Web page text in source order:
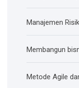
Manajemen
Membangun
Metode Agile